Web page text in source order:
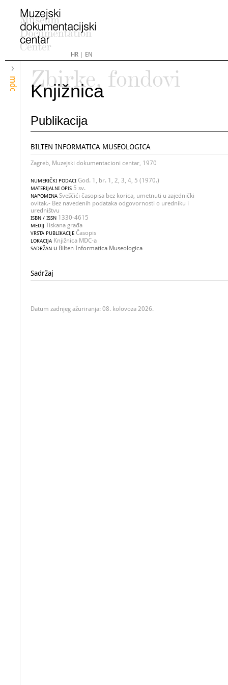
HR| EN
mdc
Zbirke, fondovi
Knjižnica
Publikacija
BILTEN INFORMATICA MUSEOLOGICA
Zagreb, Muzejski dokumentacioni centar, 1970
NUMERIČKI PODACI God. 1, br. 1, 2, 3, 4, 5 (1970.)
MATERIJALNI OPIS 5 sv.
NAPOMENA Sveščići časopisa bez korica, umetnuti u zajednički
ovitak.- Bez navedenih podataka odgovornosti o uredniku i
uredništvu
ISBN / ISSN 1330-4615
MEDIJ Tiskana građa
VRSTA PUBLIKACIJE Časopis
LOKACIJA Knjižnica MDC-a
SADRŽAN U Bilten Informatica Museologica
Sadržaj
Datum zadnjeg ažuriranja: 08. kolovoza 2026.